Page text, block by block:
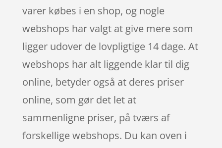
varer købes i en shop, og nogle
webshops har valgt at give mere som
ligger udover de lovpligtige 14 dage. At
webshops har alt liggende klar til dig
online, betyder også at deres priser
online, som gør det let at
sammenligne priser, på tværs af
forskellige webshops. Du kan oven i